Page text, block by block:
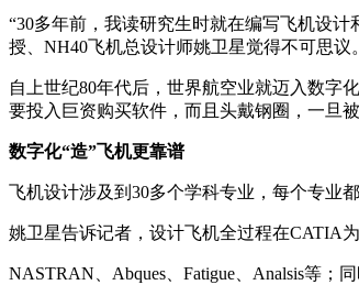
“30多年前，我读研究生时就在编写飞机设
授、NH40飞机总设计师姚卫星觉得不可思议。
自上世纪80年代后，世界航空业就迈入数字
要投入巨资购买软件，而且头戴钢圈，一旦
数字化“造”飞机更靠谱
飞机设计涉及到30多个学科专业，每个专业
姚卫星告诉记者，设计飞机全过程在CATIA
NASTRAN、Abques、Fatigue、Analsis等